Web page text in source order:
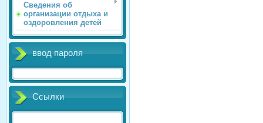
Сведения об
организации отдыха и
оздоровления детей
ввод пароля
Ссылки